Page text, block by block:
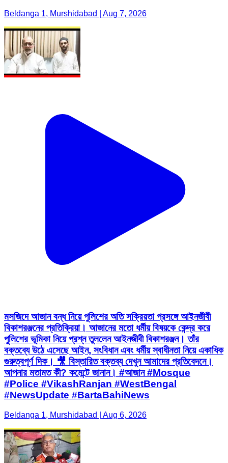
Beldanga 1, Murshidabad | Aug 7, 2026
মসজিদে আজান বন্ধ নিয়ে পুলিশের অতি সক্রিয়তা প্রসঙ্গে আইনজীবী
বিকাশরঞ্জনের প্রতিক্রিয়া। আজানের মতো ধর্মীয় বিষয়কে কেন্দ্র করে
পুলিশের ভূমিকা নিয়ে প্রশ্ন তুললেন আইনজীবী বিকাশরঞ্জন। তাঁর
বক্তব্যে উঠে এসেছে আইন, সংবিধান এবং ধর্মীয় স্বাধীনতা নিয়ে একাধিক
গুরুত্বপূর্ণ দিক। 🎥 বিস্তারিত বক্তব্য দেখুন আমাদের প্রতিবেদনে।
আপনার মতামত কী? কমেন্টে জানান। #আজান #Mosque
#Police #VikashRanjan #WestBengal
#NewsUpdate #BartaBahiNews
Beldanga 1, Murshidabad | Aug 6, 2026